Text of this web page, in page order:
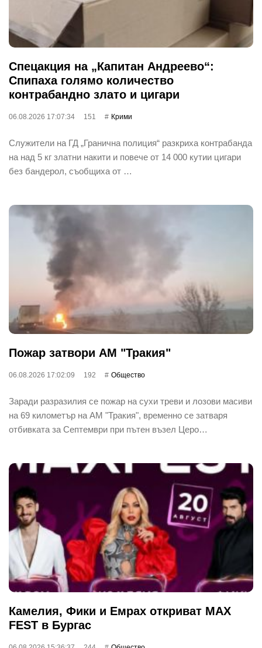
Спецакция на „Капитан Андреево“:
Спипаха голямо количество
контрабандно злато и цигари
06.08.2026 17:07:34 151 Крими
Служители на ГД „Гранична полиция“ разкриха контрабанда
на над 5 кг златни накити и повече от 14 000 кутии цигари
без бандерол, съобщиха от …
Пожар затвори АМ "Тракия"
06.08.2026 17:02:09 192 Общество
Заради разразилия се пожар на сухи треви и лозови масиви
на 69 километър на АМ "Тракия", временно се затваря
отбивката за Септември при пътен възел Церо…
Камелия, Фики и Емрах откриват MAX
FEST в Бургас